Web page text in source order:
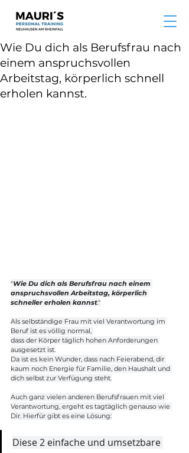
Wie Du dich als Berufsfrau nach
einem anspruchsvollen
Arbeitstag, körperlich schnell
erholen kannst.
"Wie Du dich als Berufsfrau nach einem
anspruchsvollen Arbeitstag, körperlich
schneller erholen kannst."
Als selbständige Frau mit viel Verantwortung im
Beruf ist es völlig normal,
dass der Körper täglich hohen Anforderungen
ausgesetzt ist.
Da ist es kein Wunder, dass nach Feierabend, dir
kaum noch Energie für Familie, den Haushalt und
dich selbst zur Verfügung steht.
Auch ganz vielen anderen Berufsfrauen mit viel
Verantwortung, ergeht es tagtäglich genauso wie
Dir. Hierfür gibt es eine Lösung:
Diese 2 einfache und umsetzbare